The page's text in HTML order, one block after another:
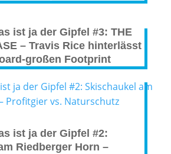
ist ja der Gipfel #3: THE
– Travis Rice hinterlässt
großen Footprint
ist ja der Gipfel #2:
Riedberger Horn –